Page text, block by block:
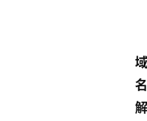
域
名
解